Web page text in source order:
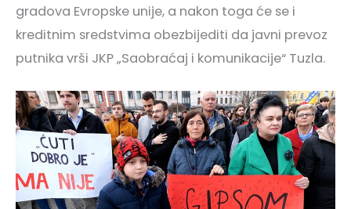
gradova Evropske unije, a nakon toga će se i
kreditnim sredstvima obezbijediti da javni prevoz
putnika vrši JKP „Saobraćaj i komunikacije“ Tuzla.